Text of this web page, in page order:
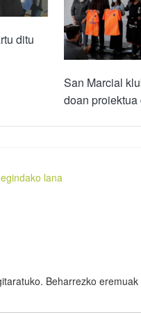
ditu
San Marcial
doan
lana
Beharrezko eremuak